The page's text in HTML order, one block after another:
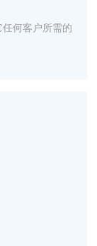
何客户所需的